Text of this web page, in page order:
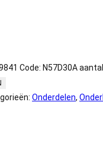
Code: N57D30A aantal
Onderdelen,